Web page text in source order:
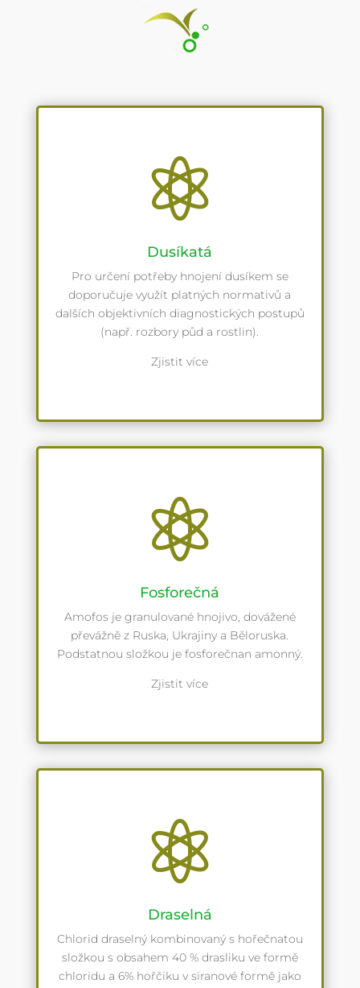

Dusíkatá
Pro určení potřeby hnojení dusíkem se
doporučuje využít platných normativů a
dalších objektivních diagnostických postupů
(např. rozbory půd a rostlin).
Zjistit více

Fosforečná
Amofos je granulované hnojivo, dovážené
převážně z Ruska, Ukrajiny a Běloruska.
Podstatnou složkou je fosforečnan amonný.
Zjistit více

Draselná
Chlorid draselný kombinovaný s hořečnatou
složkou s obsahem 40 % drasliku ve formě
chloridu a 6% hořčiku v siranové formě jako